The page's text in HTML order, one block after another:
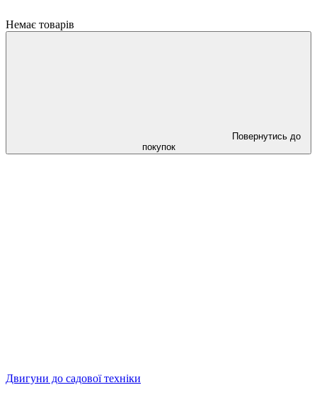
Немає товарів
Повернутись до
покупок
Двигуни до садової техніки